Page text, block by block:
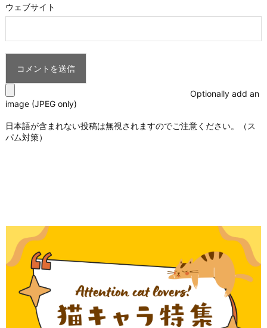
ウェブサイト
Optionally add an
image (JPEG only)
日本語が含まれない投稿は無視されますのでご注意ください。（ス
パム対策）